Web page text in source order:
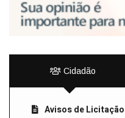
Cidadão
Avisos de Licitação